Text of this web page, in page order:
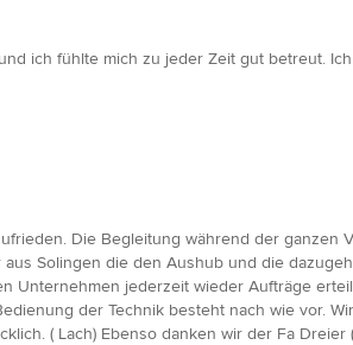
ich fühlte mich zu jeder Zeit gut betreut.
Die Begleitung während der ganzen
Solingen die den Aushub und die
Unternehmen jederzeit wieder Aufträge
der Technik besteht nach wie vor.
( Lach) Ebenso danken wir der Fa Dreier